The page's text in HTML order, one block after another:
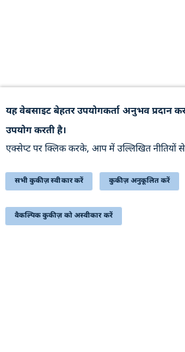
यह वेबसाइट बेहतर उपयोगकर्ता अनुभव प्रदान
उपयोग करती है।
एक्सेप्ट पर क्लिक करके, आप में उल्लिखित नीतियों
सभी कुकीज़ स्वीकार करें कुकीज़ अनुकूलित करें
वैकल्पिक कुकीज़ को अस्वीकार करें
उपयोगी कड़ियां
अभिलेखागार
वेबसाइट की नीतियाँ
सहायता
सम्बंधित लिंक्स